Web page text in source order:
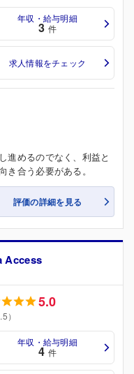
年収・給与明細
3 件
求人情報をチェック
進めるのでなく、利益と
合う必要がある。
評価の詳細を見る
Access
5.0
）
年収・給与明細
4 件